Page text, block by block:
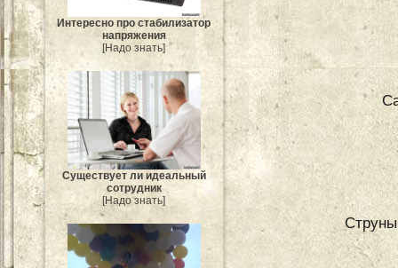
Интересно про стабилизатор
напряжения
[Надо знать]
Существует ли идеальный
сотрудник
[Надо знать]
Струны